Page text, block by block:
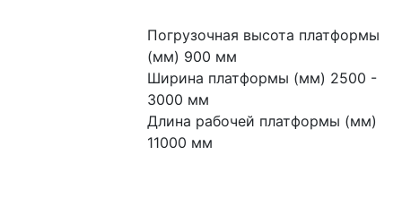
Погрузочная высота платформы
(мм) 900 мм
Ширина платформы (мм) 2500 -
3000 мм
Длина рабочей платформы (мм)
11000 мм